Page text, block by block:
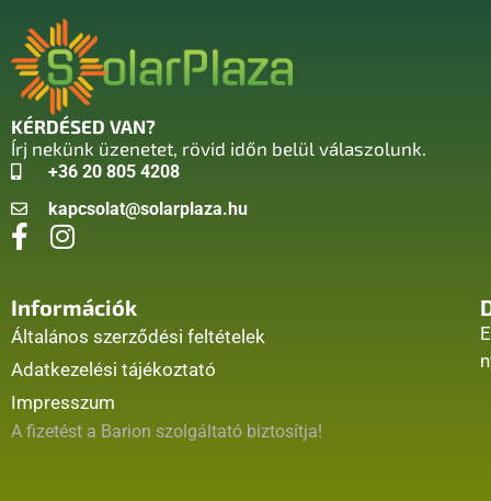
KÉRDÉSED VAN?
Írj nekünk üzenetet, rövid időn belül válaszolunk.
+36 20 805 4208
kapcsolat@solarplaza.hu
Információk
Általános szerződési feltételek
Adatkezelési tájékoztató
Impresszum
A fizetést a Barion szolgáltató biztosítja!